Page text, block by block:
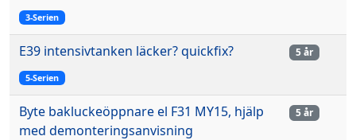
3-Serien
E39 intensivtanken läcker? quickfix?
5-Serien
5 år
Byte bakluckeöppnare el F31 MY15, hjälp
med demonteringsanvisning
5 år